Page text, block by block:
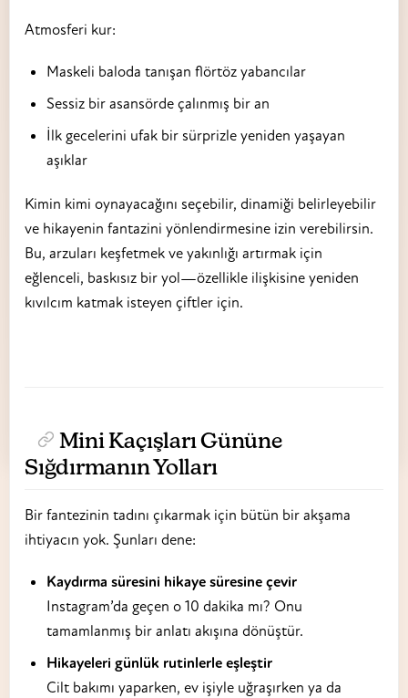
Atmosferi kur:
Maskeli baloda tanışan flörtöz yabancılar
Sessiz bir asansörde çalınmış bir an
İlk gecelerini ufak bir sürprizle yeniden yaşayan
aşıklar
Kimin kimi oynayacağını seçebilir, dinamiği belirleyebilir
ve hikayenin fantazini yönlendirmesine izin verebilirsin.
Bu, arzuları keşfetmek ve yakınlığı artırmak için
eğlenceli, baskısız bir yol—özellikle ilişkisine yeniden
kıvılcım katmak isteyen çiftler için.
Mini Kaçışları Gününe
Sığdırmanın Yolları
Bir fantezinin tadını çıkarmak için bütün bir akşama
ihtiyacın yok. Şunları dene:
Kaydırma süresini hikaye süresine çevir
Instagram’da geçen o 10 dakika mı? Onu
tamamlanmış bir anlatı akışına dönüştür.
Hikayeleri günlük rutinlerle eşleştir
Cilt bakımı yaparken, ev işiyle uğraşırken ya da